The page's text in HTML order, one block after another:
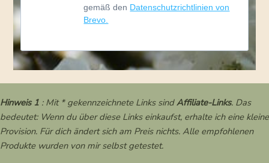
gemäß den Datenschutzrichtlinien von
Brevo.
Hinweis 1 : Mit * gekennzeichnete Links sindAffiliate-Links. Das
bedeutet: Wenn du über diese Links einkaufst, erhalte ich eine kleine
Provision. Für dich ändert sich am Preis nichts. Alle empfohlenen
Produkte wurden von mir selbst getestet.